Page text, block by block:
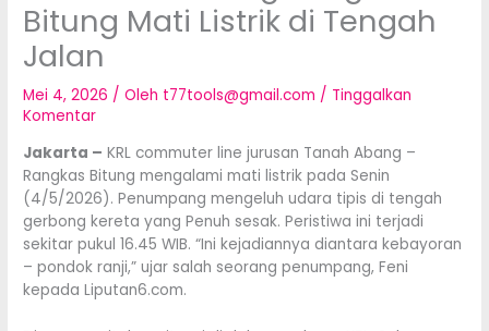
Bitung Mati Listrik di Tengah
Jalan
Mei 4, 2026 / Oleh t77tools@gmail.com / Tinggalkan
Komentar
Jakarta – KRL commuter line jurusan Tanah Abang –
Rangkas Bitung mengalami mati listrik pada Senin
(4/5/2026). Penumpang mengeluh udara tipis di tengah
gerbong kereta yang Penuh sesak. Peristiwa ini terjadi
sekitar pukul 16.45 WIB. “Ini kejadiannya diantara kebayoran
– pondok ranji,” ujar salah seorang penumpang, Feni
kepada Liputan6.com.